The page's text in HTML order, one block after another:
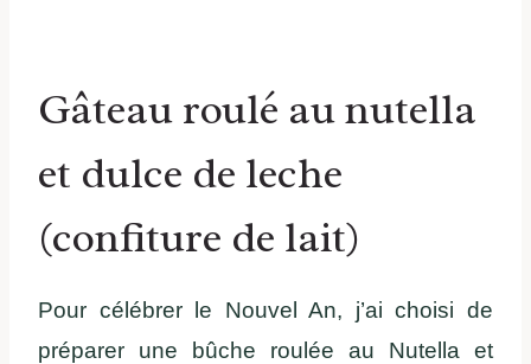
Gâteau roulé au nutella
et dulce de leche
(confiture de lait)
Pour célébrer le Nouvel An, j’ai choisi de
préparer une bûche roulée au Nutella et